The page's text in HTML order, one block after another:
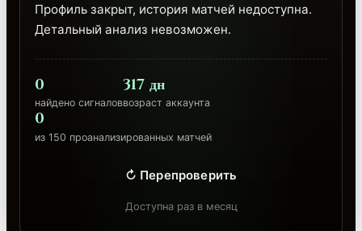
Профиль закрыт, история матчей недоступна.
Детальный анализ невозможен.
0
найдено сигналов
317 дн
возраст аккаунта
0
из 150 проанализированных матчей
↻ Перепроверить
Доступна раз в месяц